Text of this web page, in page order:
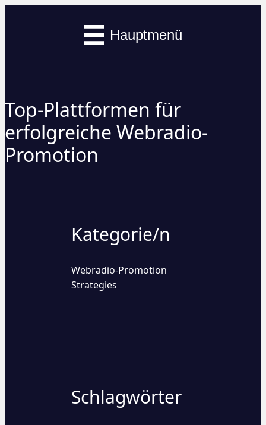
Hauptmenü
Top-Plattformen für
erfolgreiche Webradio-
Promotion
Kategorie/n
Webradio-Promotion
Strategies
Schlagwörter